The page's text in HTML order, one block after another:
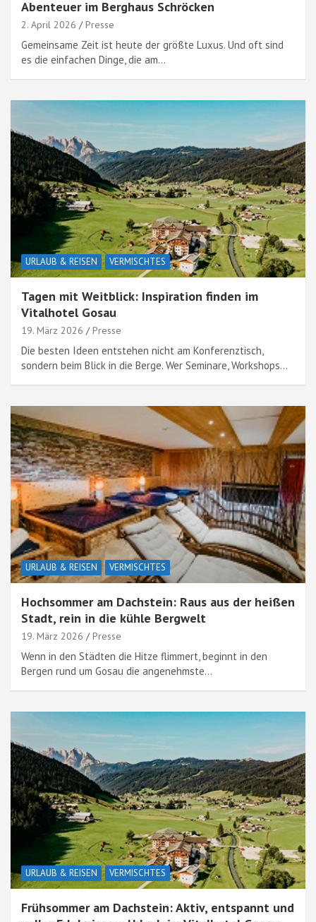
Abenteuer im Berghaus Schröcken
2. April 2026 Presse
Gemeinsame Zeit ist heute der größte Luxus. Und oft sind
es die einfachen Dinge, die am…
URLAUB & REISEN VERMISCHTES
Tagen mit Weitblick: Inspiration finden im
Vitalhotel Gosau
19. März 2026 Presse
Die besten Ideen entstehen nicht am Konferenztisch,
sondern beim Blick in die Berge. Wer Seminare, Workshops…
URLAUB & REISEN VERMISCHTES
Hochsommer am Dachstein: Raus aus der heißen
Stadt, rein in die kühle Bergwelt
19. März 2026 Presse
Wenn in den Städten die Hitze flimmert, beginnt in den
Bergen rund um Gosau die angenehmste…
URLAUB & REISEN VERMISCHTES
Frühsommer am Dachstein: Aktiv, entspannt und